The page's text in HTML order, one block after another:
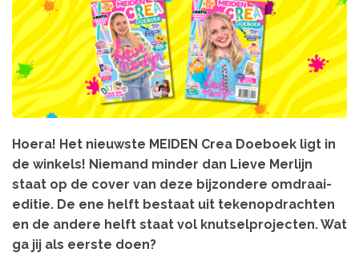
Hoera! Het nieuwste MEIDEN Crea Doeboek ligt in
de winkels! Niemand minder dan Lieve Merlijn
staat op de cover van deze bijzondere omdraai-
editie. De ene helft bestaat uit tekenopdrachten
en de andere helft staat vol knutselprojecten. Wat
ga jij als eerste doen?